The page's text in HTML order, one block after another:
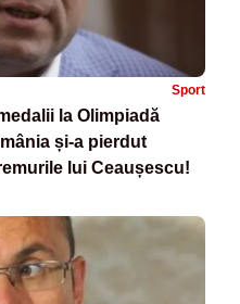
Sport
la Olimpiadă
și-a pierdut
lui Ceaușescu!